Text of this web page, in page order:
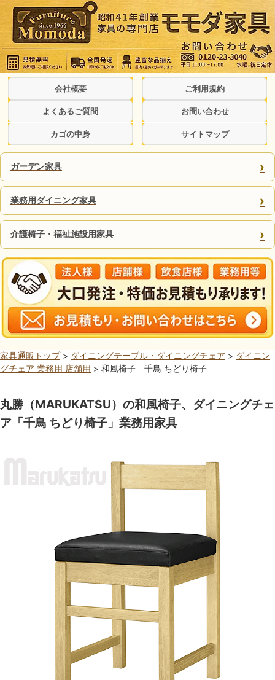
会社概要 ご利用規約
よくあるご質問 お問い合わせ
カゴの中身 サイトマップ
ガーデン家具 ›
業務用ダイニング家具 ›
介護椅子・福祉施設用家具 ›
家具通販トップ> ダイニングテーブル・ダイニングチェア > ダイニン
グチェア 業務用 店舗用 > 和風椅子 千鳥 ちどり椅子
丸勝（MARUKATSU）の和風椅子、ダイニングチェ
ア「千鳥 ちどり椅子」業務用家具